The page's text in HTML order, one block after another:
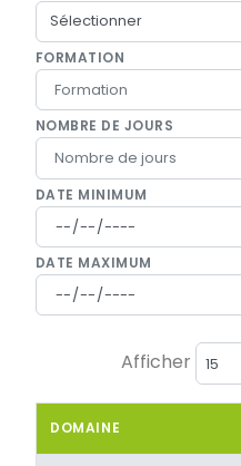
FORMATION
NOMBRE DE JOURS
DATE MINIMUM
DATE MAXIMUM
Afficher
DOMAINE